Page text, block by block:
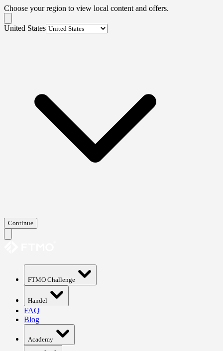
Choose your region to view local content and offers.
United States
Continue
FTMO Challenge
Handel
FAQ
Blog
Academy